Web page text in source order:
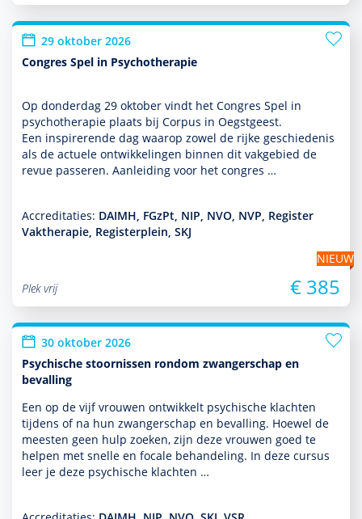
29 oktober 2026
Congres Spel in Psychotherapie
Op donder­dag 29 oktober vindt het Congres Spel in
psycho­thera­pie plaats bij Corpus in Oegstgeest.
Een inspirerende dag waarop zowel de rijke geschiedenis
als de actuele ont­wikke­lingen binnen dit vakgebied de
revue passeren. Aanleiding voor het congres …
Accreditaties: DAIMH, FGzPt, NIP, NVO, NVP, Register
Vaktherapie, Registerplein, SKJ
NIEUW
Plek vrij
€ 385
30 oktober 2026
Psychische stoornissen rondom zwangerschap en
bevalling
Een op de vijf vrouwen ontwik­kelt psychische klachten
tijdens of na hun zwangerschap en bevalling. Hoewel de
meesten geen hulp zoeken, zijn deze vrouwen goed te
helpen met snelle en focale behan­del­ing. In deze cursus
leer je deze psychische klachten …